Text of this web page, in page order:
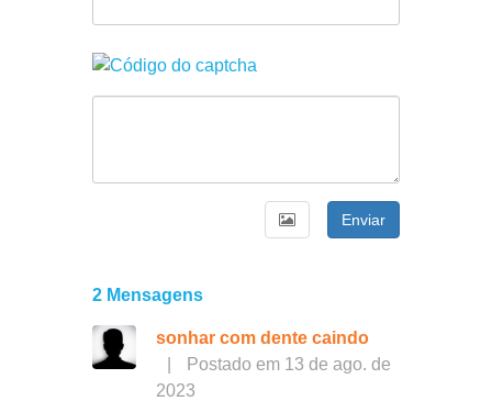
Enviar
2 Mensagens
sonhar com dente caindo
Postado em 13 de ago. de
2023